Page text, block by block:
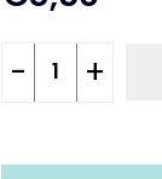
Cleaner
-
- +